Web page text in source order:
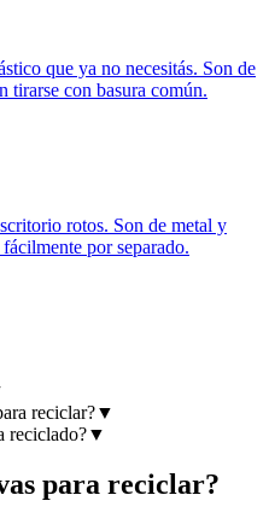
que ya no necesitás. Son de
tirarse con basura común.
rotos. Son de metal y
por separado.
reciclar?▼
reciclado?▼
para reciclar?